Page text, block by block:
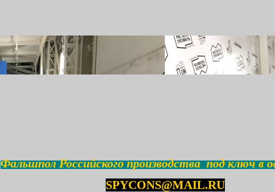
Фальшпол Российского производства под ключ в
SPYCONS@MAIL.RU